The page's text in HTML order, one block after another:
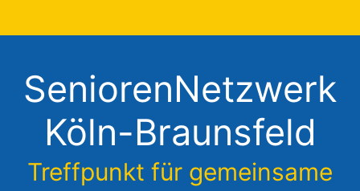
SeniorenNetzwerk
Köln-Braunsfeld
Treffpunkt für gemeinsame